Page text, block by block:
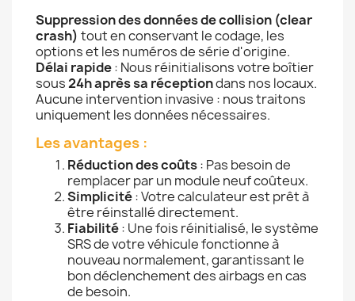
Suppression des données de collision (clear
crash) tout en conservant le codage, les
options et les numéros de série d'origine.
Délai rapide: Nous réinitialisons votre boîtier
sous24h après sa réceptiondans nos locaux.
Aucune intervention invasive : nous traitons
uniquement les données nécessaires.
Les avantages :
Réduction des coûts: Pas besoin de
remplacer par un module neuf coûteux.
Simplicité: Votre calculateur est prêt à
être réinstallé directement.
Fiabilité: Une fois réinitialisé, le système
SRS de votre véhicule fonctionne à
nouveau normalement, garantissant le
bon déclenchement des airbags en cas
de besoin.